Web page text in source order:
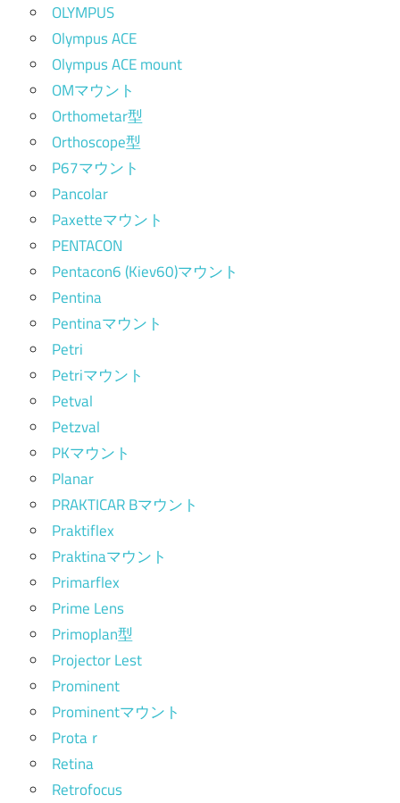
OLYMPUS
Olympus ACE
Olympus ACE mount
OMマウント
Orthometar型
Orthoscope型
P67マウント
Pancolar
Paxetteマウント
PENTACON
Pentacon6 (Kiev60)マウント
Pentina
Pentinaマウント
Petri
Petriマウント
Petval
Petzval
PKマウント
Planar
PRAKTICAR Bマウント
Praktiflex
Praktinaマウント
Primarflex
Prime Lens
Primoplan型
Projector Lest
Prominent
Prominentマウント
Protaｒ
Retina
Retrofocus